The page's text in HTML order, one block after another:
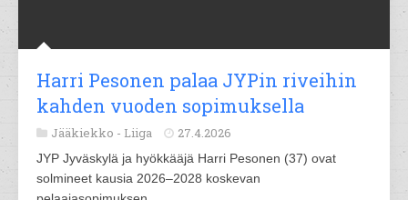
Harri Pesonen palaa JYPin riveihin
kahden vuoden sopimuksella
Jääkiekko - Liiga 27.4.2026
JYP Jyväskylä ja hyökkääjä Harri Pesonen (37) ovat
solmineet kausia 2026–2028 koskevan